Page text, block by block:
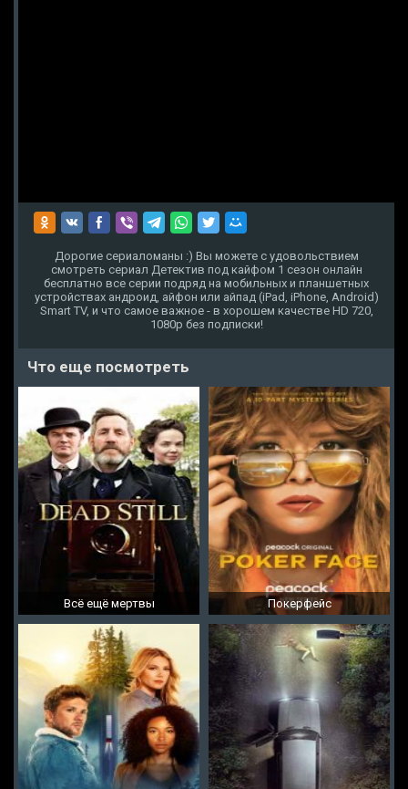
Дорогие сериаломаны :) Вы можете с удовольствием
смотреть сериал Детектив под кайфом 1 сезон онлайн
бесплатно все серии подряд на мобильных и планшетных
устройствах андроид, айфон или айпад (iPad, iPhone, Android)
Smart TV, и что самое важное - в хорошем качестве HD 720,
1080p без подписки!
Что еще посмотреть
Всё ещё мертвы Покерфейс